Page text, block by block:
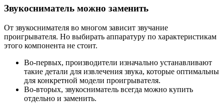
Звукосниматель можно заменить
От звукоснимателя во многом зависит звучание
проигрывателя. Но выбирать аппаратуру по характеристикам
этого компонента не стоит.
Во-первых, производители изначально устанавливают
такие детали для извлечения звука, которые оптимальны
для конкретной модели проигрывателя.
Во-вторых, звукосниматель всегда можно купить
отдельно и заменить.